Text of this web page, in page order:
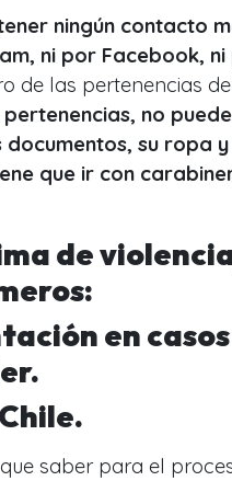
ningún contacto
ni por Facebook,
de las pertenencias
no
documentos, su ropa y
que ir con
de
en
saber para el